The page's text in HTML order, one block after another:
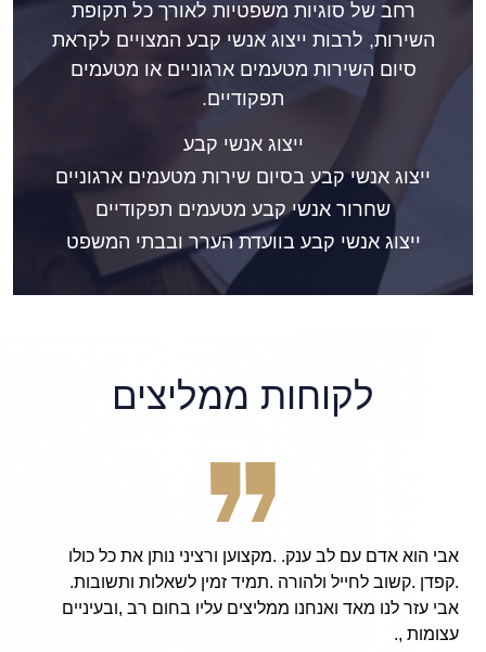
רחב של סוגיות משפטיות לאורך כל תקופת
השירות, לרבות ייצוג אנשי קבע המצויים לקראת
סיום השירות מטעמים ארגוניים או מטעמים
תפקודיים.
ייצוג אנשי קבע
ייצוג אנשי קבע בסיום שירות מטעמים ארגוניים
שחרור אנשי קבע מטעמים תפקודיים
ייצוג אנשי קבע בוועדת הערר ובבתי המשפט
לקוחות ממליצים
את כל כולו
ותשובות.
רב ,ובעיניים
patient, and hard working
attorney Avi Finarsky, I am now
my beloved friends and family,